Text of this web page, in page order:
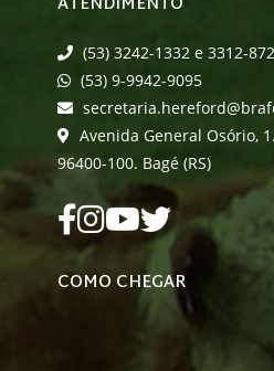
(53) 3242-1332 e 3312-
(53) 9-9942-9095
Avenida General Osório,
96400-100. Bagé (RS)
COMO CHEGAR